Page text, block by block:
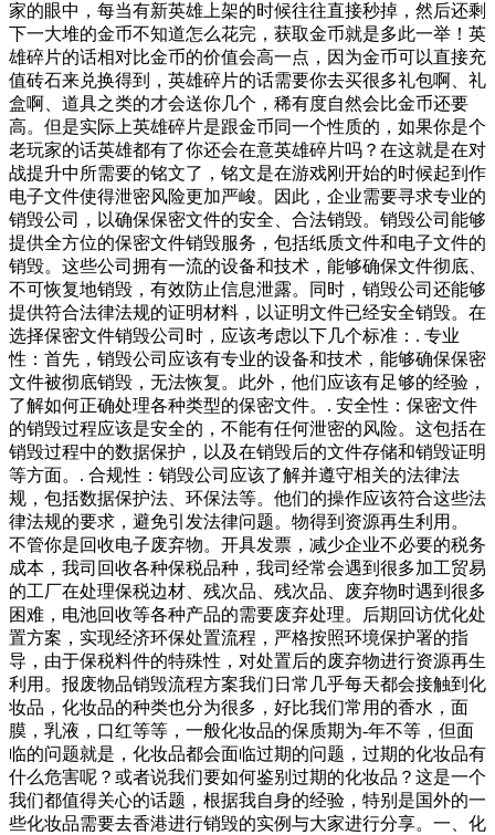
家的眼中，每当有新英雄上架的时候往往直接秒掉，然后还剩
下一大堆的金币不知道怎么花完，获取金币就是多此一举！英
雄碎片的话相对比金币的价值会高一点，因为金币可以直接充
值砖石来兑换得到，英雄碎片的话需要你去买很多礼包啊、礼
盒啊、道具之类的才会送你几个，稀有度自然会比金币还要
高。但是实际上英雄碎片是跟金币同一个性质的，如果你是个
老玩家的话英雄都有了你还会在意英雄碎片吗？在这就是在对
战提升中所需要的铭文了，铭文是在游戏刚开始的时候起到作
电子文件使得泄密风险更加严峻。因此，企业需要寻求专业的
销毁公司，以确保保密文件的安全、合法销毁。销毁公司能够
提供全方位的保密文件销毁服务，包括纸质文件和电子文件的
销毁。这些公司拥有一流的设备和技术，能够确保文件彻底、
不可恢复地销毁，有效防止信息泄露。同时，销毁公司还能够
提供符合法律法规的证明材料，以证明文件已经安全销毁。在
选择保密文件销毁公司时，应该考虑以下几个标准：. 专业
性：首先，销毁公司应该有专业的设备和技术，能够确保保密
文件被彻底销毁，无法恢复。此外，他们应该有足够的经验，
了解如何正确处理各种类型的保密文件。. 安全性：保密文件
的销毁过程应该是安全的，不能有任何泄密的风险。这包括在
销毁过程中的数据保护，以及在销毁后的文件存储和销毁证明
等方面。. 合规性：销毁公司应该了解并遵守相关的法律法
规，包括数据保护法、环保法等。他们的操作应该符合这些法
律法规的要求，避免引发法律问题。物得到资源再生利用。
不管你是回收电子废弃物。开具发票，减少企业不必要的税务
成本，我司回收各种保税品种，我司经常会遇到很多加工贸易
的工厂在处理保税边材、残次品、残次品、废弃物时遇到很多
困难，电池回收等各种产品的需要废弃处理。后期回访优化处
置方案，实现经济环保处置流程，严格按照环境保护署的指
导，由于保税料件的特殊性，对处置后的废弃物进行资源再生
利用。报废物品销毁流程方案我们日常几乎每天都会接触到化
妆品，化妆品的种类也分为很多，好比我们常用的香水，面
膜，乳液，口红等等，一般化妆品的保质期为-年不等，但面
临的问题就是，化妆品都会面临过期的问题，过期的化妆品有
什么危害呢？或者说我们要如何鉴别过期的化妆品？这是一个
我们都值得关心的话题，根据我自身的经验，特别是国外的一
些化妆品需要去香港进行销毁的实例与大家进行分享。一、化